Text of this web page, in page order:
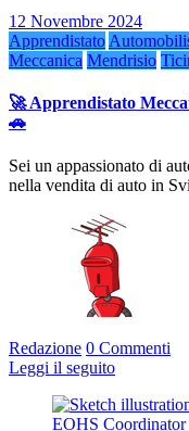
12 Novembre 2024
Apprendistato
Meccanica Mendrisio
🚀 Apprendistato
🚗
Sei un appassionato di
nella vendita di auto in
Redazione 0 Commenti
Leggi il seguito